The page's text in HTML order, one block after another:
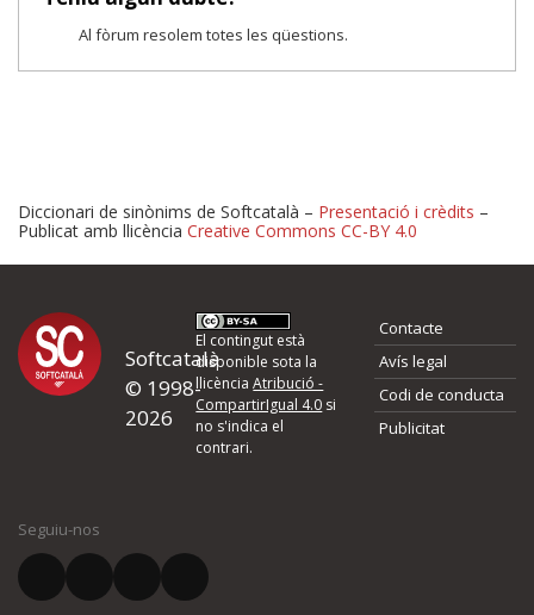
Al fòrum resolem totes les qüestions.
Proposeu-nos millores o
d'errors
Si heu trobat un error o voleu proposar alguna millora, ompliu els
quina és la millora que proposeu o l'error del qual voleu informar-
El vostre correu electrònic *
Diccionari de sinònims de Softcatalà – Presentació i crèdits –
Publicat amb llicència Creative Commons CC-BY 4.0
Softcatalà
© 1998-
2026
El contingut està
disponible sota la
llicènciaAtribució -
CompartirIgual 4.0 si
no s'indica el
contrari.
Contacte
Avís legal
Codi de conducta
Publicitat
Seguiu-nos